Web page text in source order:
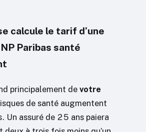
calcule le tarif d’une
Paribas santé
principalement de votre
de santé augmentent
Un assuré de 25 ans paiera